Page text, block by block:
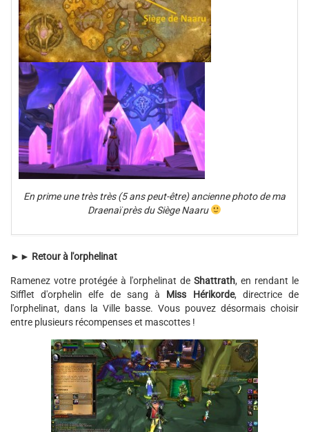
En prime une très très (5 ans peut-être) ancienne photo de ma
Draenaï près du Siège Naaru
►► Retour à l'orphelinat
Ramenez votre protégée à l'orphelinat de Shattrath, en rendant le
Sifflet d'orphelin elfe de sang à Miss Hérikorde, directrice de
l'orphelinat, dans la Ville basse. Vous pouvez désormais choisir
entre plusieurs récompenses et mascottes !